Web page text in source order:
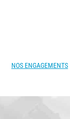
NOS ENGAGEMENTS